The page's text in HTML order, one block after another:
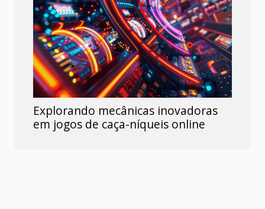
Explorando mecânicas inovadoras
em jogos de caça-níqueis online